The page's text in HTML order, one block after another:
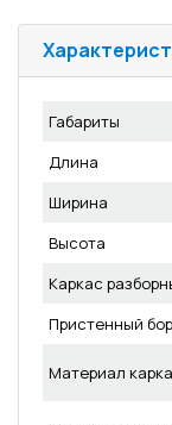
Габариты
Длина
Ширина
Высота
Каркас
Пристенный
Материал